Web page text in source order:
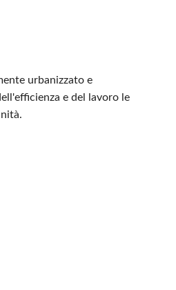
urbanizzato e
e del lavoro le